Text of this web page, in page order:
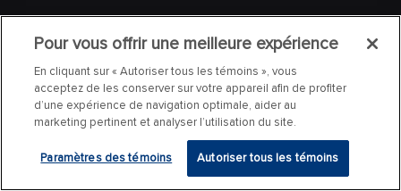
Pour vous offrir une meilleure expérience
En cliquant sur « Autoriser tous les témoins », vous
acceptez de les conserver sur votre appareil afin de profiter
d’une expérience de navigation optimale, aider au
marketing pertinent et analyser l’utilisation du site.
Paramètres des témoins Autoriser tous les témoins